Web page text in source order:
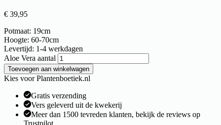
€ 39,95
Potmaat: 19cm
Hoogte: 60-70cm
Levertijd: 1-4 werkdagen
Aloe Vera aantal
Toevoegen aan winkelwagen
Kies voor Plantenboetiek.nl
Gratis verzending
Vers geleverd uit de kwekerij
Meer dan 1500 tevreden klanten, bekijk de reviews op
Trustpilot.